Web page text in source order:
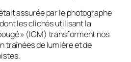
assurée par le photographe
les clichés utilisant la
» (ICM) transforment nos
traînées de lumière et de